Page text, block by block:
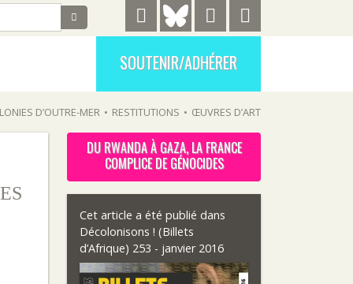
SOUTENIR/ADHÉRER
D’OUTRE-MER • RESTITUTIONS • ŒUVRES D’ART
DU RWANDA À GAZA, LA FRANCE
COMPLICE DE GÉNOCIDES
Cet article a été publié dans
Décolonisons ! (Billets
d’Afrique) 253 - janvier 2016